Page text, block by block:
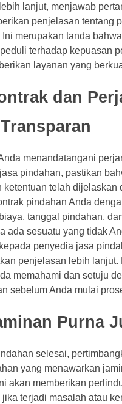
lanjut, menjawab
penjelasan tentang
Ini merupakan tanda
terhadap kepuasan
layanan yang
dan
menandatangani
pindahan, pastikan
ketentuan telah dijelaskan
pindahan Anda
tanggal pindahan,
ada sesuatu yang tidak
penyedia jasa
penjelasan lebih lanjut.
memahami dan setuju
sebelum Anda mulai
Purna
selesai,
yang menawarkan
akan memberikan
jika terjadi masalah atau